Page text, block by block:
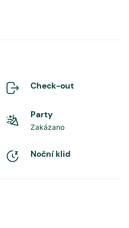
Check-out
Party
Zakázano
Noční klid